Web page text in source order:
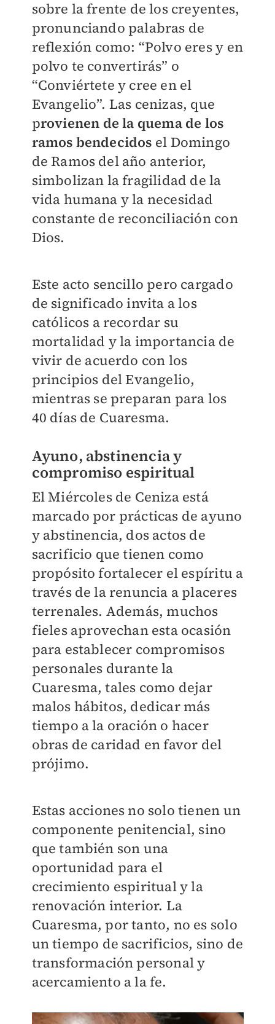
sobre la frente de los creyentes,
pronunciando palabras de
reflexión como: “Polvo eres y en
polvo te convertirás” o
“Conviértete y cree en el
Evangelio”. Las cenizas, que
provienen de la quema de los
ramos bendecidos el Domingo
de Ramos del año anterior,
simbolizan la fragilidad de la
vida humana y la necesidad
constante de reconciliación con
Dios.
Este acto sencillo pero cargado
de significado invita a los
católicos a recordar su
mortalidad y la importancia de
vivir de acuerdo con los
principios del Evangelio,
mientras se preparan para los
40 días de Cuaresma.
Ayuno, abstinencia y
compromiso espiritual
El Miércoles de Ceniza está
marcado por prácticas de ayuno
y abstinencia, dos actos de
sacrificio que tienen como
propósito fortalecer el espíritu a
través de la renuncia a placeres
terrenales. Además, muchos
fieles aprovechan esta ocasión
para establecer compromisos
personales durante la
Cuaresma, tales como dejar
malos hábitos, dedicar más
tiempo a la oración o hacer
obras de caridad en favor del
prójimo.
Estas acciones no solo tienen un
componente penitencial, sino
que también son una
oportunidad para el
crecimiento espiritual y la
renovación interior. La
Cuaresma, por tanto, no es solo
un tiempo de sacrificios, sino de
transformación personal y
acercamiento a la fe.